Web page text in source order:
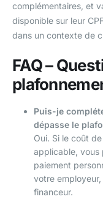
complémentaires, et
disponible sur leur
dans un contexte de
FAQ –
Puis-je
dépasse le
Oui. Si le coût
applicable, vous
paiement
votre
financeur.